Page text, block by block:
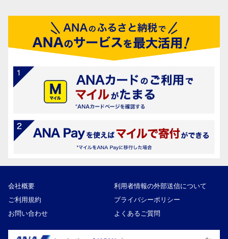
会社概要
利用者情報の外部送信について
ご利用規約
プライバシーポリシー
お問い合わせ
よくあるご質問